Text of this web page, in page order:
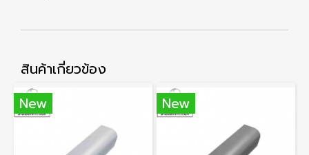
สินค้าเกี่ยวข้อง
New
New